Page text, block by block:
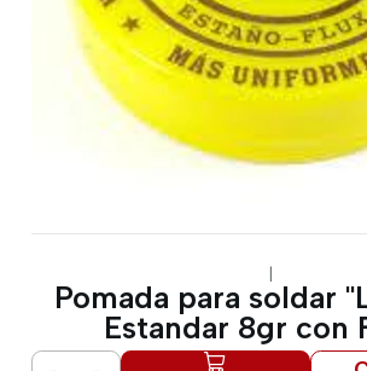
|
Pomada para soldar
Estandar 8gr con